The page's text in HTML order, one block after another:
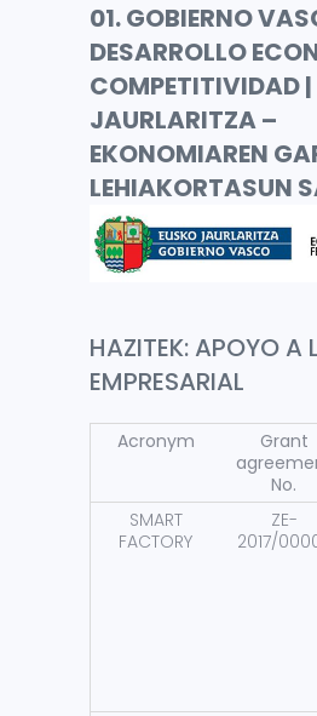
01. GOBIERNO
DESARROLLO
COMPETITIVIDAD |
JAURLARITZA –
EKONOMIAREN
LEHIAKORTASUN
HAZITEK: APOYO A
EMPRESARIAL
Acronym
Grant
No.
SMART
FACTORY
ZE-
2017/